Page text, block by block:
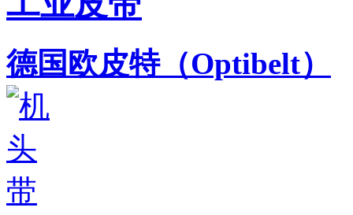
德国欧皮特（Optibelt）